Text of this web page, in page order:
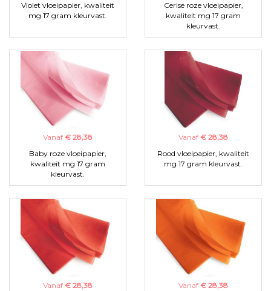
Violet vloeipapier, kwaliteit
mg 17 gram kleurvast.
Cerise roze vloeipapier,
kwaliteit mg 17 gram
kleurvast.
Vanaf € 28,38
Baby roze vloeipapier,
kwaliteit mg 17 gram
kleurvast.
Vanaf € 28,38
Rood vloeipapier, kwaliteit
mg 17 gram kleurvast.
Vanaf € 28,38
Vanaf € 28,38